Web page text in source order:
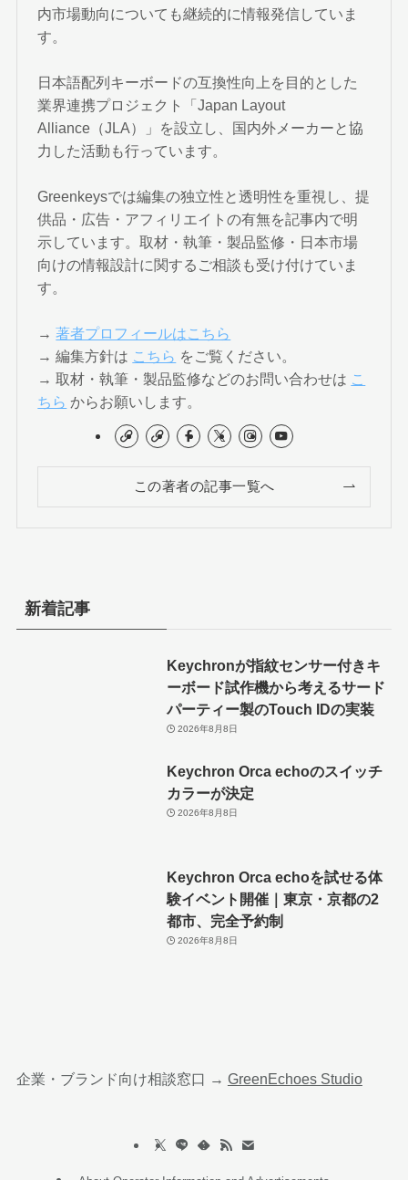
内市場動向についても継続的に情報発信していま
す。
日本語配列キーボードの互換性向上を目的とした
業界連携プロジェクト「Japan Layout
Alliance（JLA）」を設立し、国内外メーカーと協
力した活動も行っています。
Greenkeysでは編集の独立性と透明性を重視し、提
供品・広告・アフィリエイトの有無を記事内で明
示しています。取材・執筆・製品監修・日本市場
向けの情報設計に関するご相談も受け付けていま
す。
→著者プロフィールはこちら
→ 編集方針は こちら をご覧ください。
→ 取材・執筆・製品監修などのお問い合わせは こ
ちら からお願いします。
この著者の記事一覧へ
新着記事
Keychronが指紋センサー付きキ
ーボード試作機から考えるサード
パーティー製のTouch IDの実装
2026年8月8日
Keychron Orca echoのスイッチ
カラーが決定
2026年8月8日
Keychron Orca echoを試せる体
験イベント開催｜東京・京都の2
都市、完全予約制
2026年8月8日
企業・ブランド向け相談窓口 → GreenEchoes Studio